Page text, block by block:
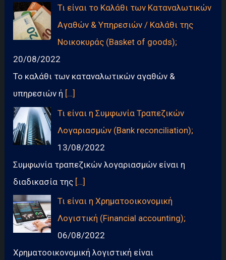
Τι είναι το Καλάθι των Καταναλωτικών
Αγαθών & Υπηρεσιών / Καλάθι της
Νοικοκυράς (Basket of goods);
20/08/2022
Το καλάθι των καταναλωτικών αγαθών &
υπηρεσιών ή […]
Τι είναι η Συμφωνία Τραπεζικών
Λογαριασμών (Bank reconciliation);
13/08/2022
Συμφωνία τραπεζικών λογαριασμών είναι η
διαδικασία της […]
Τι είναι η Χρηματοοικονομική
Λογιστική (Financial accounting);
06/08/2022
Χρηματοοικονομική λογιστική είναι